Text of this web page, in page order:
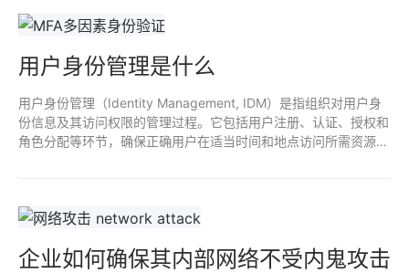
用户身份管理是什么
用户身份管理（Identity Management, IDM）是指组织对用户身
份信息及其访问权限的管理过程。它包括用户注册、认证、授权和
角色分配等环节，确保正确用户在适当时间和地点访问所需资源，
企业如何确保其内部网络不受内鬼攻击